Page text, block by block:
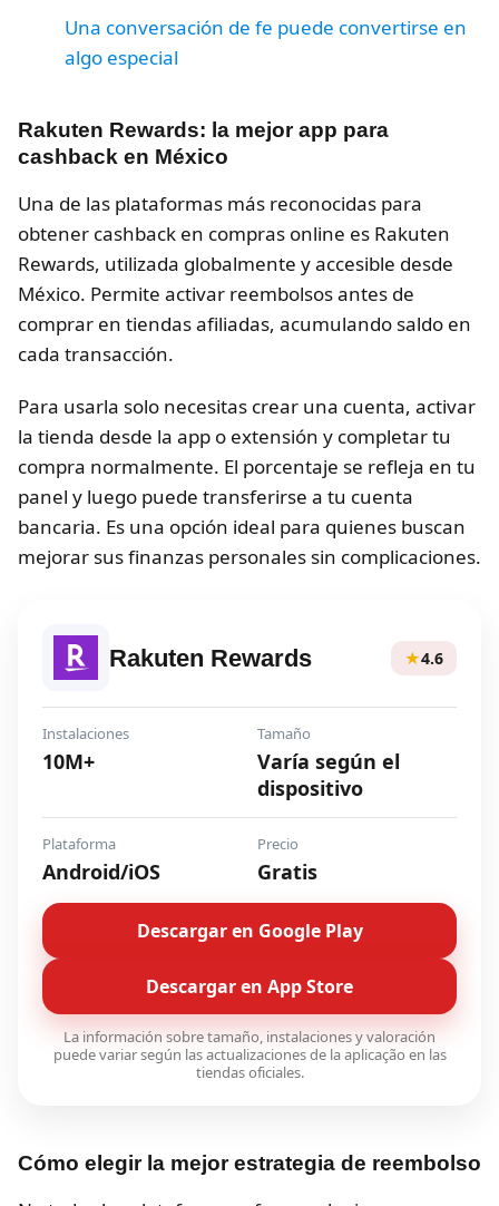
Una conversación de fe puede convertirse en
algo especial
Rakuten Rewards: la mejor app para
cashback en México
Una de las plataformas más reconocidas para
obtener cashback en compras online es Rakuten
Rewards, utilizada globalmente y accesible desde
México. Permite activar reembolsos antes de
comprar en tiendas afiliadas, acumulando saldo en
cada transacción.
Para usarla solo necesitas crear una cuenta, activar
la tienda desde la app o extensión y completar tu
compra normalmente. El porcentaje se refleja en tu
panel y luego puede transferirse a tu cuenta
bancaria. Es una opción ideal para quienes buscan
mejorar sus finanzas personales sin complicaciones.
Rakuten Rewards ★4.6
Instalaciones
10M+
Tamaño
Varía según el
dispositivo
Plataforma
Android/iOS
Precio
Gratis
Descargar en Google Play
Descargar en App Store
La información sobre tamaño, instalaciones y valoración
puede variar según las actualizaciones de la aplicação en las
tiendas oficiales.
Cómo elegir la mejor estrategia de reembolso